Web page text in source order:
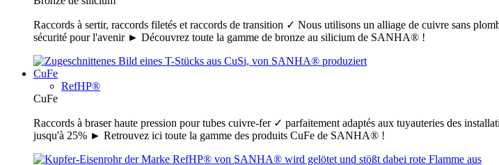
Raccords à sertir, raccords filetés et raccords de transition ✓ Nous utilisons un alliage de cuivre sans
sécurité pour l'avenir ► Découvrez toute la gamme de bronze au silicium de SANHA® !
CuFe
RefHP®
CuFe
Raccords à braser haute pression pour tubes cuivre-fer ✓ parfaitement adaptés aux tuyauteries des
jusqu'à 25% ► Retrouvez ici toute la gamme des produits CuFe de SANHA® !